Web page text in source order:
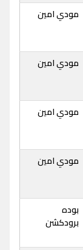
مودي امين
مودي امين
مودي امين
مودي امين
بوده
برودكشن